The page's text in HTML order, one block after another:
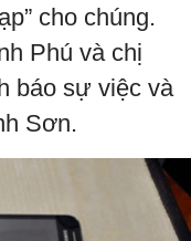
cho chúng.
Phú và chị
báo sự việc và
Sơn.